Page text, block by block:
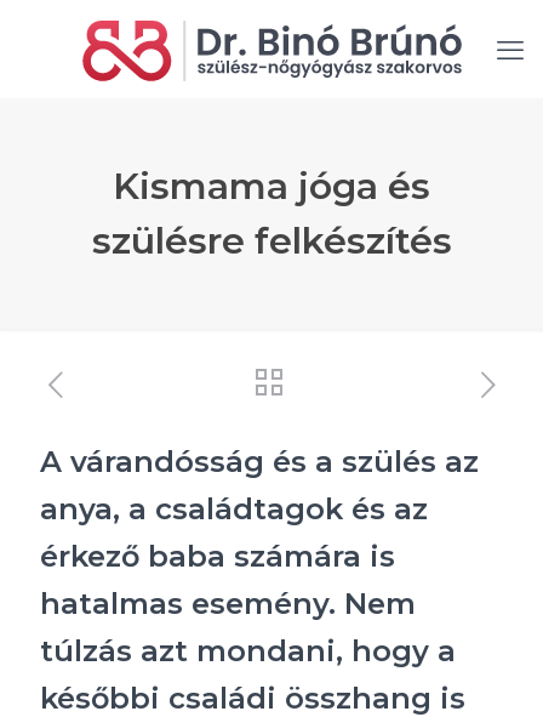
Kismama jóga és
szülésre felkészítés
A várandósság és a szülés az
anya, a családtagok és az
érkező baba számára is
hatalmas esemény. Nem
túlzás azt mondani, hogy a
későbbi családi összhang is